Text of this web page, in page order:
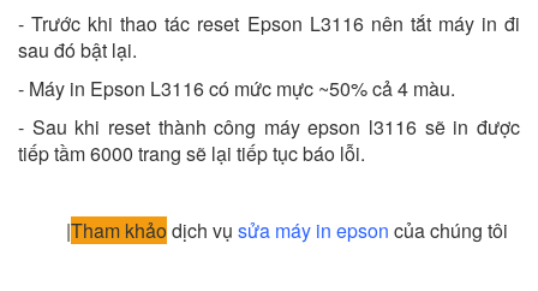
- Trước khi thao tác reset Epson L3116 nên tắt máy in đi
sau đó bật lại.
- Máy in Epson L3116 có mức mực ~50% cả 4 màu.
- Sau khi reset thành công máy epson l3116 sẽ in được
tiếp tầm 6000 trang sẽ lại tiếp tục báo lỗi.
|Tham khảo dịch vụ sửa máy in epson của chúng tôi